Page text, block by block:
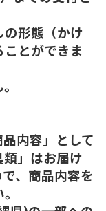
形態（かけ
とができま
内容」として
」はお届け
、商品内容を